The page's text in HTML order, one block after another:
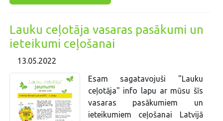
Lauku ceļotāja vasaras pasākumi un
ieteikumi ceļošanai
13.05.2022
Esam sagatavojuši "Lauku
ceļotāja" info lapu ar mūsu šīs
vasaras pasākumiem un
ieteikumiem ceļošanai Latvijā